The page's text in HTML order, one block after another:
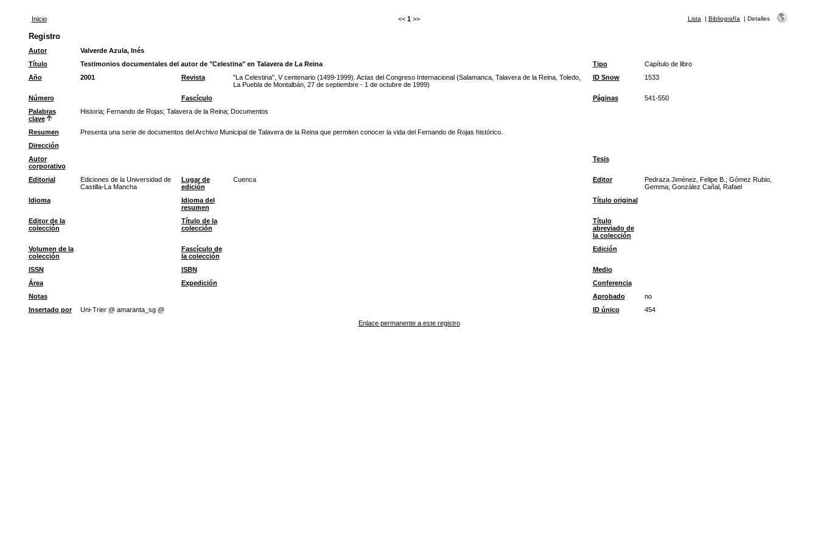
Inicio << 1 >> Lista | Bibliografía | Detalles
Registro
Autor
Valverde Azula, Inés
Título
Testimonios documentales del autor de "Celestina" en Talavera de La Reina Tipo
Capítulo de libro
Año
2001 Revista
"La Celestina", V centenario (1499-1999). Actas del Congreso Internacional (Salamanca, Talavera de la Reina, Toledo,
La Puebla de Montalbán, 27 de septiembre - 1 de octubre de 1999)
ID Snow 1533
Número Fascículo Páginas
541-550
Palabras
clave
Historia; Fernando de Rojas; Talavera de la Reina; Documentos
Resumen
Presenta una serie de documentos del Archivo Municipal de Talavera de la Reina que permiten conocer la vida del Fernando de Rojas histórico.
Dirección
Autor
corporativo
Tesis
Editorial
Ediciones de la Universidad de
Castilla-La Mancha
Lugar de
edición
Cuenca Editor
Pedraza Jiménez, Felipe B.; Gómez Rubio,
Gemma; González Cañal, Rafael
Idioma
Idioma del
resumen
Título original
Editor de la
colección
Título de la
colección
Título
abreviado de
la colección
Volumen de la
colección
Fascículo de
la colección
Edición
ISSN ISBN
Medio
Área
Expedición
Conferencia
Notas
Aprobado
no
Insertado por
Uni-Trier @ amaranta_sg @ ID único
454
Enlace permanente a este registro